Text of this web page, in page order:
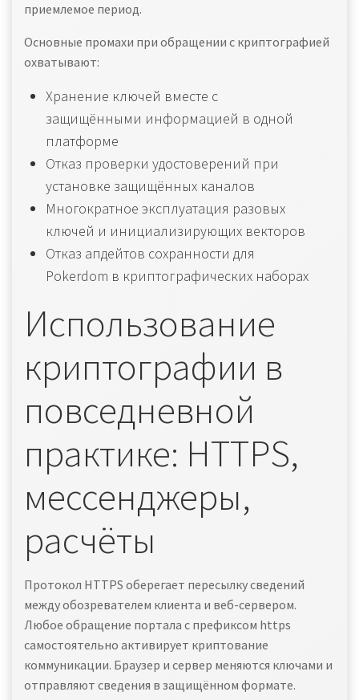
приемлемое период.
Основные промахи при обращении с криптографией
охватывают:
Хранение ключей вместе с
защищёнными информацией в одной
платформе
Отказ проверки удостоверений при
установке защищённых каналов
Многократное эксплуатация разовых
ключей и инициализирующих векторов
Отказ апдейтов сохранности для
Pokerdom в криптографических наборах
Использование
криптографии в
повседневной
практике: HTTPS,
мессенджеры,
расчёты
Протокол HTTPS оберегает пересылку сведений
между обозревателем клиента и веб-сервером.
Любое обращение портала с префиксом https
самостоятельно активирует криптование
коммуникации. Браузер и сервер меняются ключами и
отправляют сведения в защищённом формате.